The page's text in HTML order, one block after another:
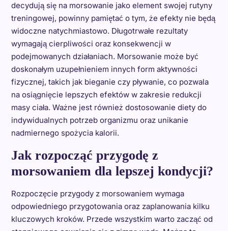
decydują się na morsowanie jako element swojej rutyny
treningowej, powinny pamiętać o tym, że efekty nie będą
widoczne natychmiastowo. Długotrwałe rezultaty
wymagają cierpliwości oraz konsekwencji w
podejmowanych działaniach. Morsowanie może być
doskonałym uzupełnieniem innych form aktywności
fizycznej, takich jak bieganie czy pływanie, co pozwala
na osiągnięcie lepszych efektów w zakresie redukcji
masy ciała. Ważne jest również dostosowanie diety do
indywidualnych potrzeb organizmu oraz unikanie
nadmiernego spożycia kalorii.
Jak rozpocząć przygodę z
morsowaniem dla lepszej kondycji?
Rozpoczęcie przygody z morsowaniem wymaga
odpowiedniego przygotowania oraz zaplanowania kilku
kluczowych kroków. Przede wszystkim warto zacząć od